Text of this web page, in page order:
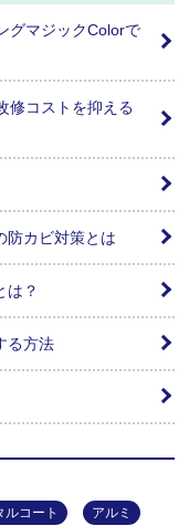
グマジックColorで
修コストを抑える
防カビ対策とは
は？
る方法
ルコート アルミ